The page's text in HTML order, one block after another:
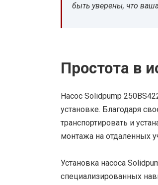
быть уверены, что
Простота в
Насос Solidpump
установке. Благодаря
транспортировать и
монтажа на отдаленных
Установка насоса
специализированных